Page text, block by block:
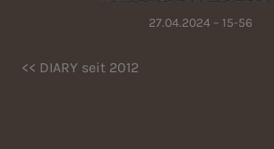
27.04.2024 – 15-56
<< DIARY seit 2012